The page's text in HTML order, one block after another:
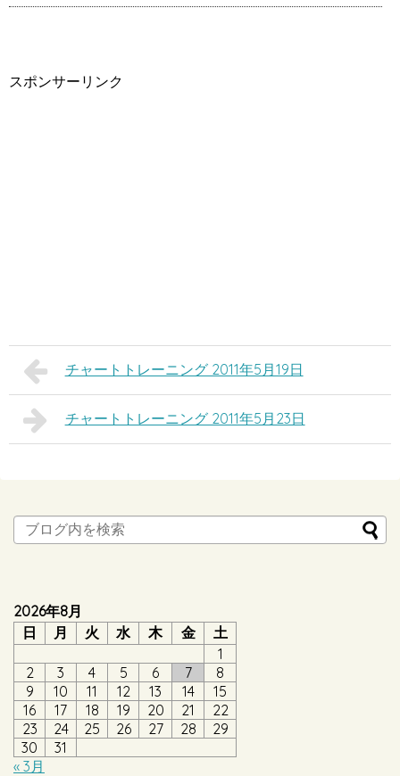
スポンサーリンク
チャートトレーニング 2011年5月19日
チャートトレーニング 2011年5月23日
2026年8月
日
月 火 水 木 金
土
1
2
3 4 5 6 7
8
9
10 11 12 13 14
15
16
17 18 19 20 21
22
23
24 25 26 27 28
29
30
31
« 3月